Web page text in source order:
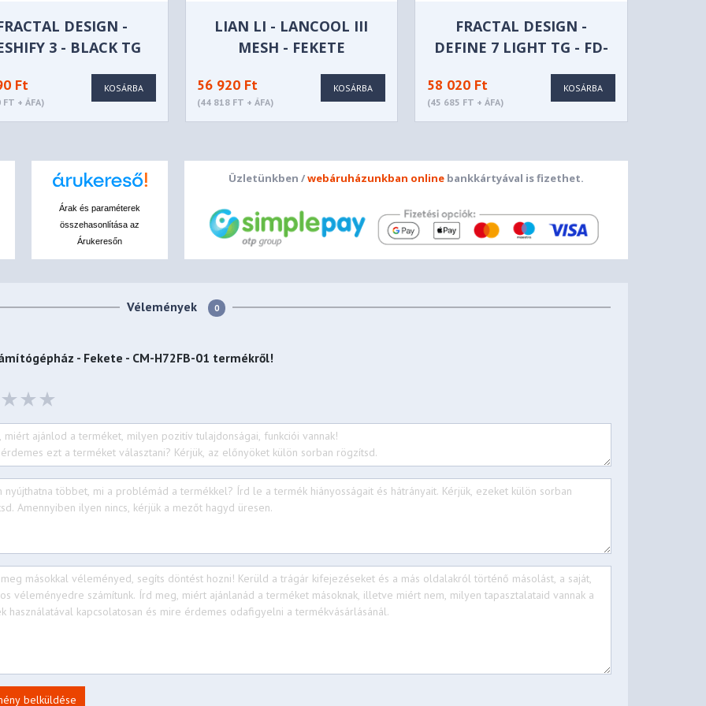
DESIGN -
3 - BLACK TG
MES3A-02
Ft
+ ÁFA)
KOSÁRBA
LIAN LI - LANCOOL III
MESH - FEKETE
56 920 Ft
(44 818 FT + ÁFA)
KOSÁRBA
FRACTAL DESIGN -
DEFINE 7 LIGHT TG - FD-
58 020 Ft
(45 685 FT + ÁFA)
KOSÁRBA
Árak és paraméterek
összehasonlítása az
Árukeresőn
Üzletünkben /webáruházunkban online bankkártyával is fizethet.
Vélemények 0
- Fekete - CM-H72FB-01 termékről!
belküldése